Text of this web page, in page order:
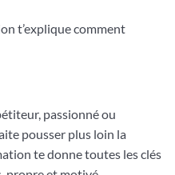
t’explique comment
passionné ou
pousser plus loin la
te donne toutes les clés